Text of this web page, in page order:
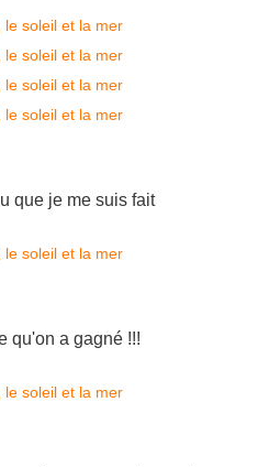
que je me suis fait
qu'on a gagné !!!